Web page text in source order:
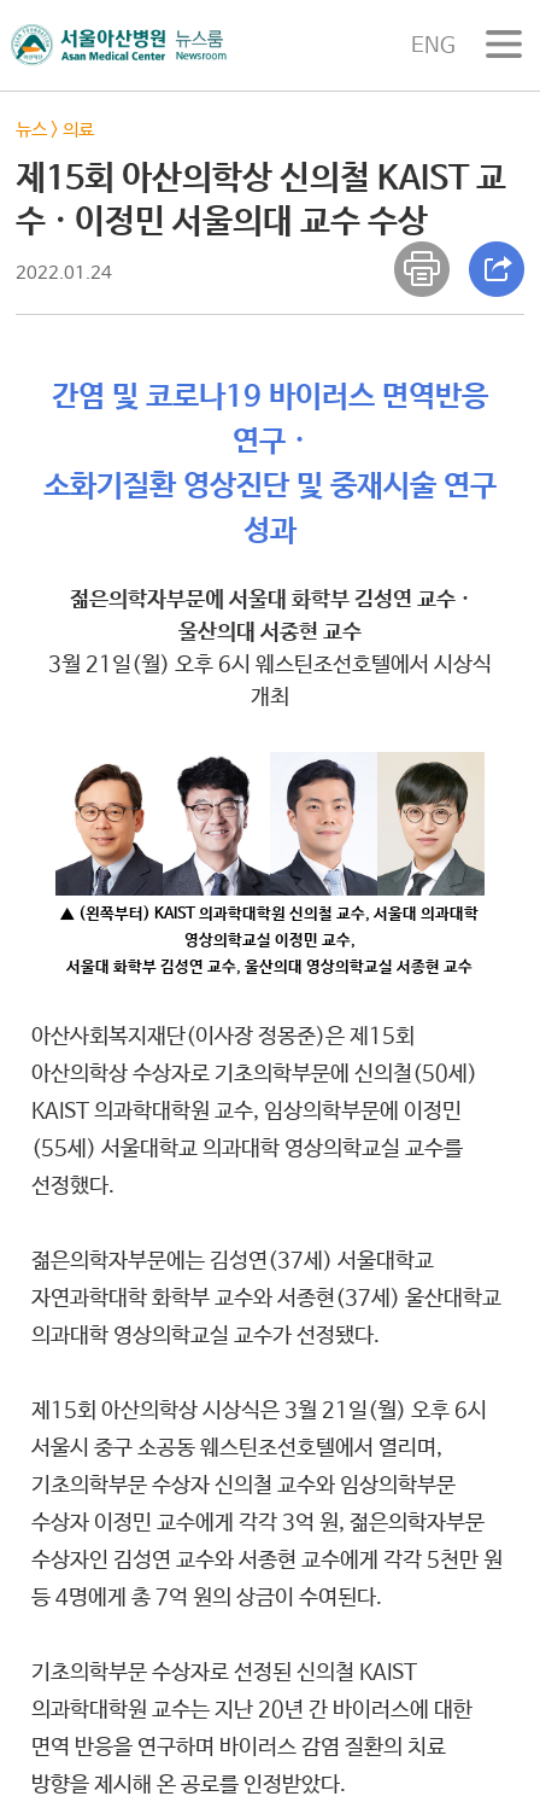
ENG
뉴스 >의료
제15회 아산의학상 신의철 KAIST 교
수 · 이정민 서울의대 교수 수상
2022.01.24
간염 및 코로나19 바이러스 면역반응
연구 ·
소화기질환 영상진단 및 중재시술 연구
성과
젊은의학자부문에 서울대 화학부 김성연 교수 ·
울산의대 서종현 교수
3월 21일(월) 오후 6시 웨스틴조선호텔에서 시상식
개최
▲ (왼쪽부터) KAIST 의과학대학원 신의철 교수, 서울대 의과대학
영상의학교실 이정민 교수,
서울대 화학부 김성연 교수, 울산의대 영상의학교실 서종현 교수
아산사회복지재단(이사장 정몽준)은 제15회
아산의학상 수상자로 기초의학부문에 신의철(50세)
KAIST 의과학대학원 교수, 임상의학부문에 이정민
(55세) 서울대학교 의과대학 영상의학교실 교수를
선정했다.
젊은의학자부문에는 김성연(37세) 서울대학교
자연과학대학 화학부 교수와 서종현(37세) 울산대학교
의과대학 영상의학교실 교수가 선정됐다.
제15회 아산의학상 시상식은 3월 21일(월) 오후 6시
서울시 중구 소공동 웨스틴조선호텔에서 열리며,
기초의학부문 수상자 신의철 교수와 임상의학부문
수상자 이정민 교수에게 각각 3억 원, 젊은의학자부문
수상자인 김성연 교수와 서종현 교수에게 각각 5천만 원
등 4명에게 총 7억 원의 상금이 수여된다.
기초의학부문 수상자로 선정된 신의철 KAIST
의과학대학원 교수는 지난 20년 간 바이러스에 대한
면역 반응을 연구하며 바이러스 감염 질환의 치료
방향을 제시해 온 공로를 인정받았다.